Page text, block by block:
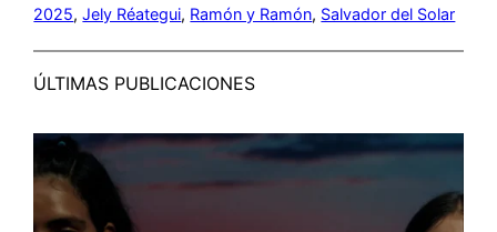
2025, Jely Réategui, Ramón y Ramón, Salvador del Solar
ÚLTIMAS PUBLICACIONES